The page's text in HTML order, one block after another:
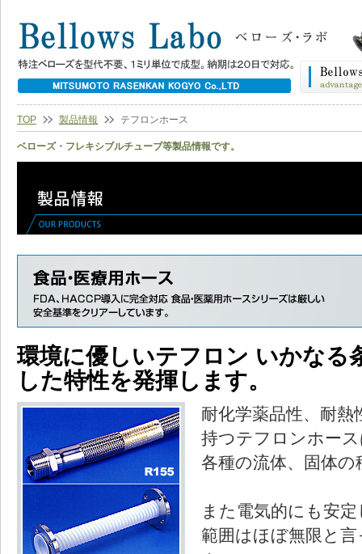
TOP 製品情報 テフロンホース
ベローズ・フレキシブルチューブ等製品情報です。
環境に優しいテフロン いかなる
した特性を発揮します。
耐化学薬品性、耐
持つテフロンホー
各種の流体、固体
また電気的にも安
範囲はほぼ無限と